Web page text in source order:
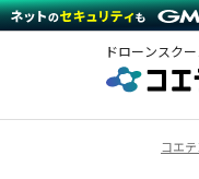
ドローンスク
コエ